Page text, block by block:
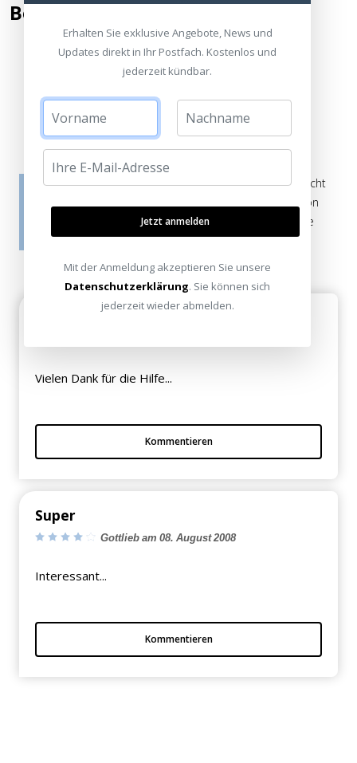
Bewertung hinzufügen
Kommentar / Bewertung schreiben
Die Bewertungen werden vor ihrer Veröffentlichung nicht
auf ihre Echtheit überprüft. Sie können daher auch von
Verbrauchern stammen, die die bewerteten Produkte
tatsächlich gar nicht erworben/genutzt haben.
Vielen Dank für die Hilfe...
Kommentieren
Super
Gottlieb am 08. August 2008
Interessant...
Kommentieren
Erhalten Sie exklusive Angebote, News und
Updates direkt in Ihr Postfach. Kostenlos und
jederzeit kündbar.
Jetzt anmelden
Mit der Anmeldung akzeptieren Sie unsere
Datenschutzerklärung. Sie können sich
jederzeit wieder abmelden.